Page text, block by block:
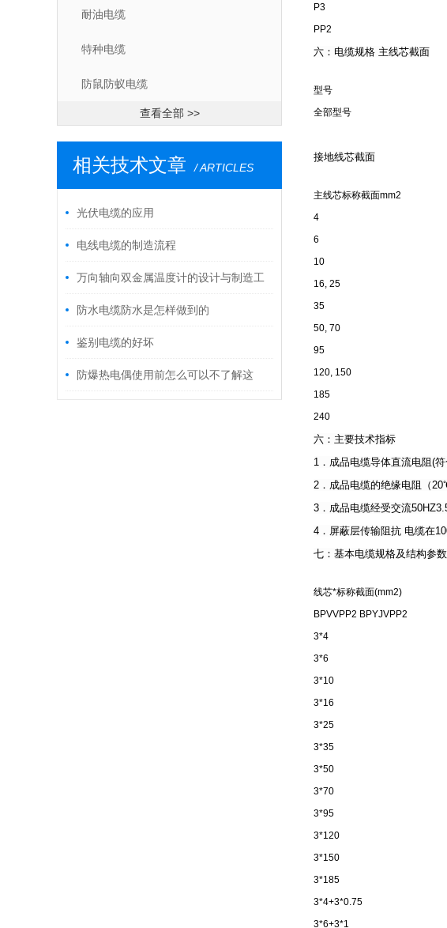
耐油电缆
特种电缆
防鼠防蚁电缆
查看全部 >>
相关技术文章 / ARTICLES
光伏电缆的应用
电线电缆的制造流程
万向轴向双金属温度计的设计与制造工
艺优化
防水电缆防水是怎样做到的
鉴别电缆的好坏
防爆热电偶使用前怎么可以不了解这
P3
PP2
六：电缆规格 主线芯截面
型号
全部型号
接地线芯截面
主线芯标称截面mm2
4
6
10
16, 25
35
50, 70
95
120, 150
185
240
六：主要技术指标
1．成品电缆导体直流电阻(
2．成品电缆的绝缘电阻（
3．成品电缆经受交流
4．屏蔽层传输阻抗 电缆在
七：基本电缆规格及结构参数
线芯*标称截面(mm2)
BPVVPP2 BPYJVPP2
3*4
3*6
3*10
3*16
3*25
3*35
3*50
3*70
3*95
3*120
3*150
3*185
3*4+3*0.75
3*6+3*1